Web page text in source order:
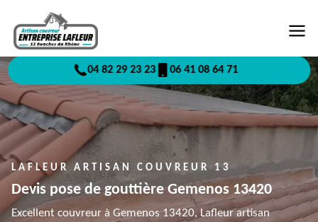
04 82 29 23 23 06 41 08 64 71
LAFLEUR ARTISAN COUVREUR 13
Devis pose de gouttière Gemenos 13420
Excellent couvreur à Gemenos 13420, Lafleur artisan